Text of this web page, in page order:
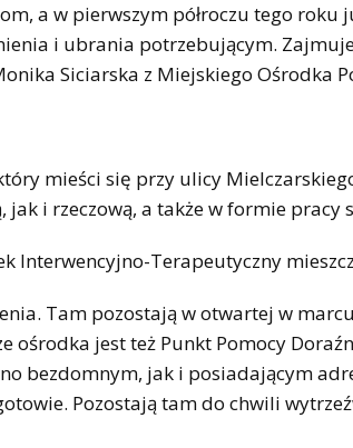
a w pierwszym półroczu tego roku
i ubrania potrzebującym.
Siciarska z Miejskiego Ośrodka
mieści się przy ulicy
i rzeczową, a także w formie pracy
Interwencyjno-Terapeutyczny
Tam pozostają w otwartej w
ośrodka jest też Punkt Pomocy
bezdomnym, jak i posiadającym
Pozostają tam do chwili